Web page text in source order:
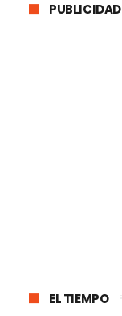
PUBLICIDAD
EL TIEMPO